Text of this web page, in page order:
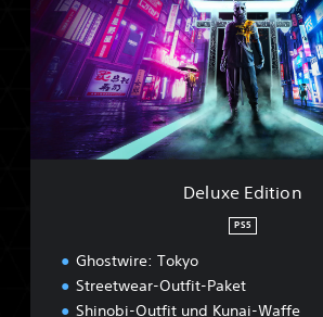
e
o
Deluxe Edition
PS5
Ghostwire: Tokyo
Streetwear-Outfit-Paket
Shinobi-Outfit und Kunai-Waffe